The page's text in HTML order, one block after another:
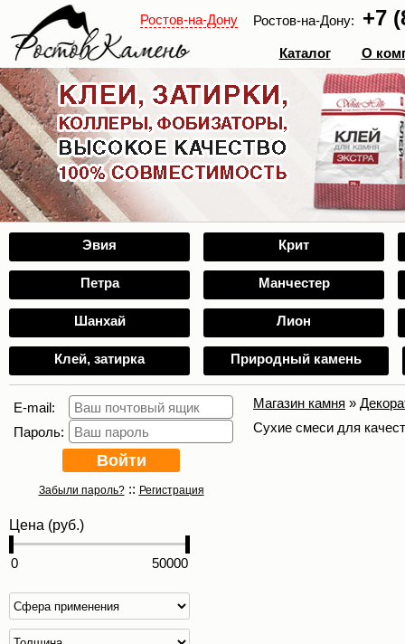
Ростов-на-Дону Ростов-на-Дону: +7
Каталог О
Эвия Крит
Петра Манчестер
Шанхай Лион
Клей, затирка Природный камень
E-mail:
Пароль:
Забыли пароль?:: Регистрация
Цена (руб.)
Магазин камня »
Сухие смеси для